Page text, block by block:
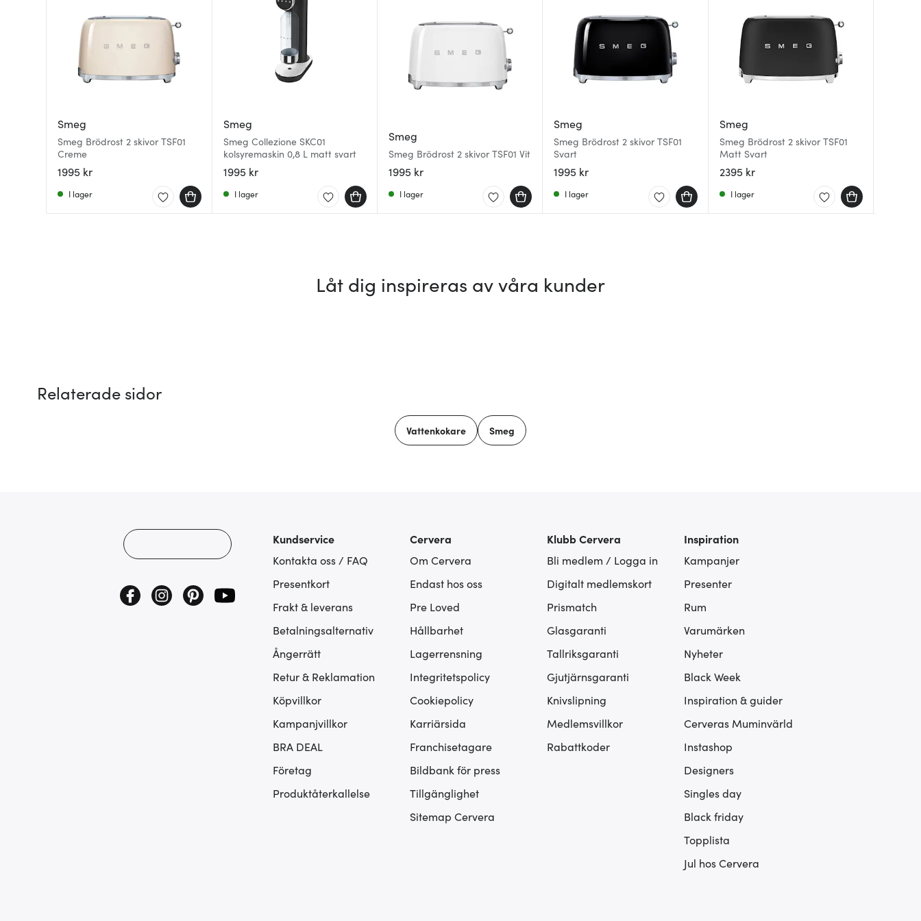
Smeg
Smeg Brödrost 2 skivor TSF01
Creme
1995 kr
I lager
Smeg
Smeg Collezione SKC01
kolsyremaskin 0,8 L matt svart
1995 kr
I lager
Smeg
Smeg Brödrost 2 skivor TSF01 Vit
1995 kr
I lager
Smeg
Smeg Brödrost 2 skivor TSF01
Svart
1995 kr
I lager
Smeg
Smeg Brödrost 2 skivor TSF01
Matt Svart
2395 kr
I lager
Låt dig inspireras av våra kunder
Relaterade sidor
Vattenkokare Smeg
Kundservice
Kontakta oss / FAQ
Presentkort
Frakt & leverans
Betalningsalternativ
Ångerrätt
Retur & Reklamation
Köpvillkor
Kampanjvillkor
BRA DEAL
Företag
Produktåterkallelse
Cervera
Om Cervera
Endast hos oss
Pre Loved
Hållbarhet
Lagerrensning
Integritetspolicy
Cookiepolicy
Karriärsida
Franchisetagare
Bildbank för press
Tillgänglighet
Sitemap Cervera
Klubb Cervera
Bli medlem / Logga in
Digitalt medlemskort
Prismatch
Glasgaranti
Tallriksgaranti
Gjutjärnsgaranti
Knivslipning
Medlemsvillkor
Rabattkoder
Inspiration
Kampanjer
Presenter
Rum
Varumärken
Nyheter
Black Week
Inspiration & guider
Cerveras Muminvärld
Instashop
Designers
Singles day
Black friday
Topplista
Jul hos Cervera